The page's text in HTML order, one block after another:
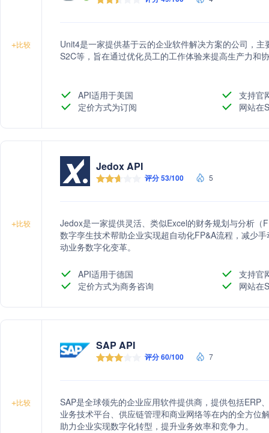
+比较
Unit4是一家提供基于云的企业软件解决方案的公司，
S2C等，旨在通过优化员工的工作体验来提高生产力和
API适用于美国
支持官
定价方式为订阅
网站在
+比较
Jedox API
评分 53/100 5
Jedox是一家提供灵活、类似Excel的财务规划与分析（
数字孪生技术帮助企业实现超自动化FP&A流程，减少
动业务数字化变革。
API适用于德国
支持官
定价方式为商务咨询
网站在
+比较
SAP API
评分 60/100 7
SAP是全球领先的企业应用软件提供商，提供包括ERP
业务技术平台、供应链管理和商业网络等在内的全方位
助力企业实现数字化转型，提升业务效率和竞争力。